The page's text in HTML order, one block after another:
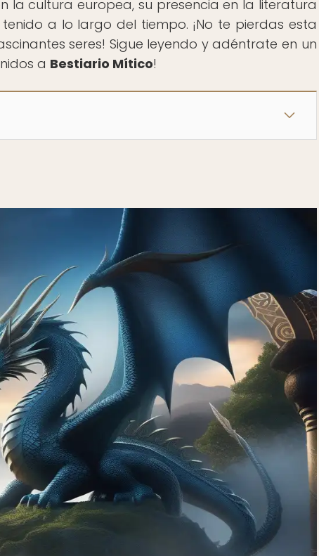
la cultura europea, su presencia en la literatura
a lo largo del tiempo. ¡No te pierdas esta
seres! Sigue leyendo y adéntrate en un
a Bestiario Mítico!